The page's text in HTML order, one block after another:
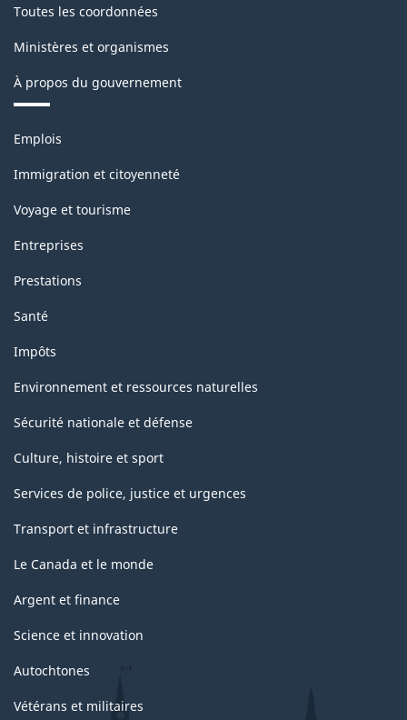
Structure
de
la
classification
Toutes les coordonnées
Ministères et organismes
À propos du gouvernement
Thèmes
sujets
Emplois
Immigration et citoyenneté
Voyage et tourisme
Entreprises
Prestations
Santé
Impôts
Environnement et ressources naturelles
Sécurité nationale et défense
Culture, histoire et sport
Services de police, justice et urgences
Transport et infrastructure
Le Canada et le monde
Argent et finance
Science et innovation
Autochtones
Vétérans et militaires